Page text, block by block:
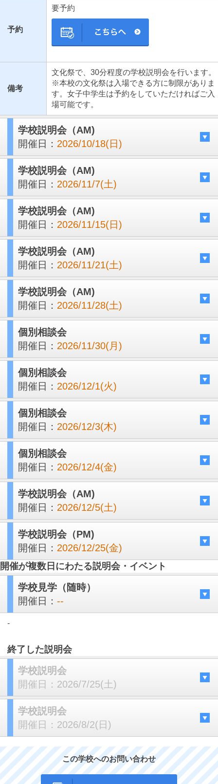
予約
要予約
備考
文化祭で、30分程度の学校説明会を行います。
※本校の文化祭は入場できる方に制限がありま
す。女子中学生は予約をしていただければご入
場可能です。
学校説明会（AM)
開催日： 2026/10/18(日)
学校説明会（AM)
開催日： 2026/11/7(土)
学校説明会（AM)
開催日： 2026/11/15(日)
学校説明会（AM)
開催日： 2026/11/21(土)
学校説明会（AM)
開催日： 2026/11/28(土)
個別相談会
開催日： 2026/11/30(月)
個別相談会
開催日： 2026/12/1(火)
個別相談会
開催日： 2026/12/3(木)
個別相談会
開催日： 2026/12/4(金)
学校説明会（AM)
開催日： 2026/12/5(土)
学校説明会（PM)
開催日： 2026/12/25(金)
開催が複数日にわたる説明会・イベント
学校見学（随時）
開催日： --
-
終了した説明会
学校説明会
開催日： 2026/7/25(土)
学校説明会
開催日： 2026/8/2(日)
この学校へのお問い合わせ